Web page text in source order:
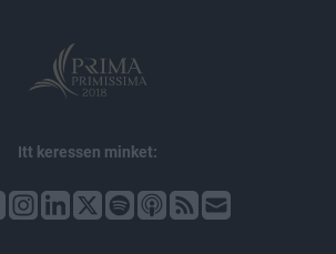
Itt keressen minket: